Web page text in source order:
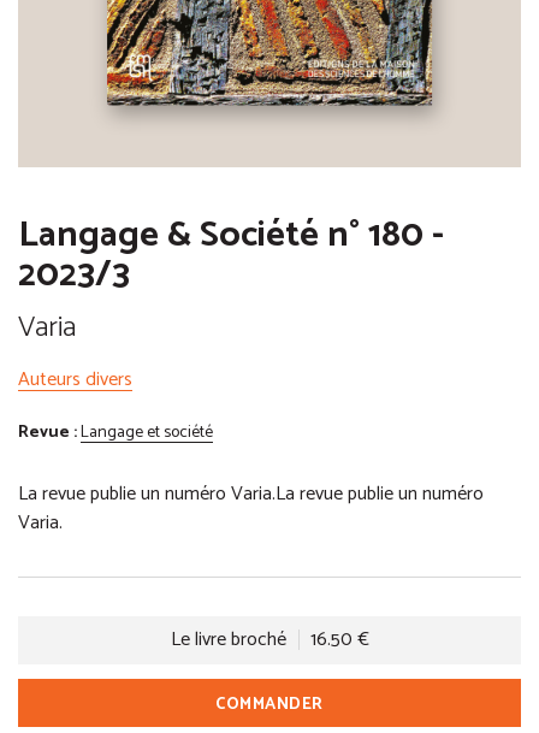
Langage & Société n° 180 -
2023/3
Varia
Auteurs divers
Revue :Langage et société
La revue publie un numéro Varia.La revue publie un numéro
Varia.
Le livre broché 16.50 €
COMMANDER